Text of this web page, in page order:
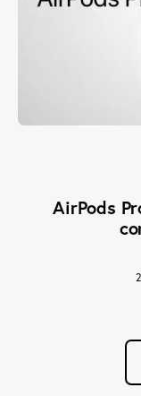
AirPods